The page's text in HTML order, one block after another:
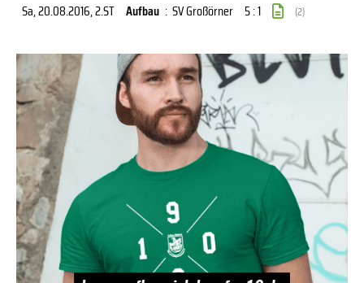
Sa, 20.08.2016, 2.ST Aufbau : SV Großörner 5 : 1 (2)